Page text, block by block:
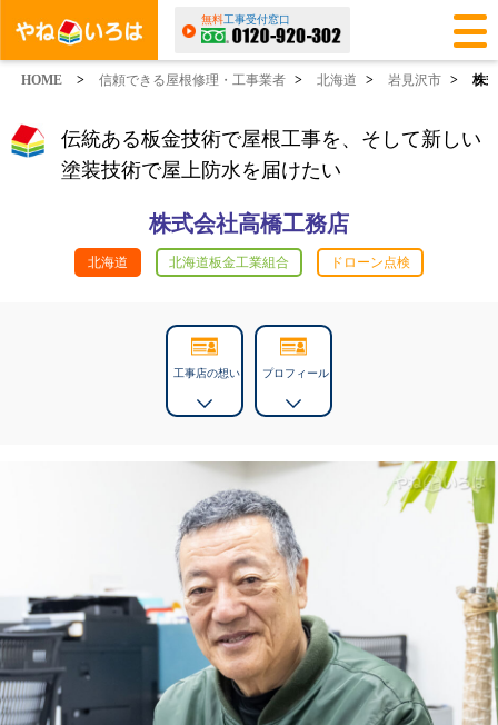
無料工事受付窓口
HOME > 信頼できる屋根修理・工事業者 > 北海道 > 岩見沢市 > 株
伝統ある板金技術で屋根工事を、そして新しい
塗装技術で屋上防水を届けたい
株式会社高橋工務店
北海道 北海道板金工業組合 ドローン点検
工事店の想い プロフィール